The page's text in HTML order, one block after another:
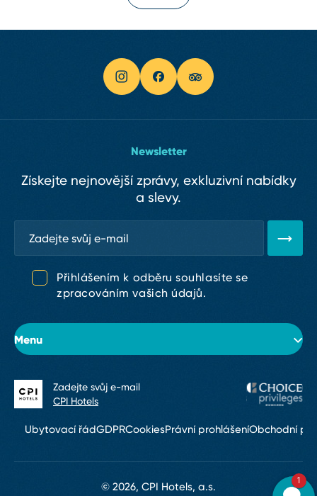
Menu
O hotelu
Pokoje
Restaurace a bary
Newsletter
Získejte nejnovější zprávy, exkluzivní nabídky
a slevy.
Přihlášením k odběru souhlasíte se
zpracováním vašich údajů.
Ubytovací řádGDPRCookiesPrávní prohlášeníObchodní
© 2026, CPI Hotels, a.s.
Zadejte svůj e⁠-⁠mail
CPI Hotels
1